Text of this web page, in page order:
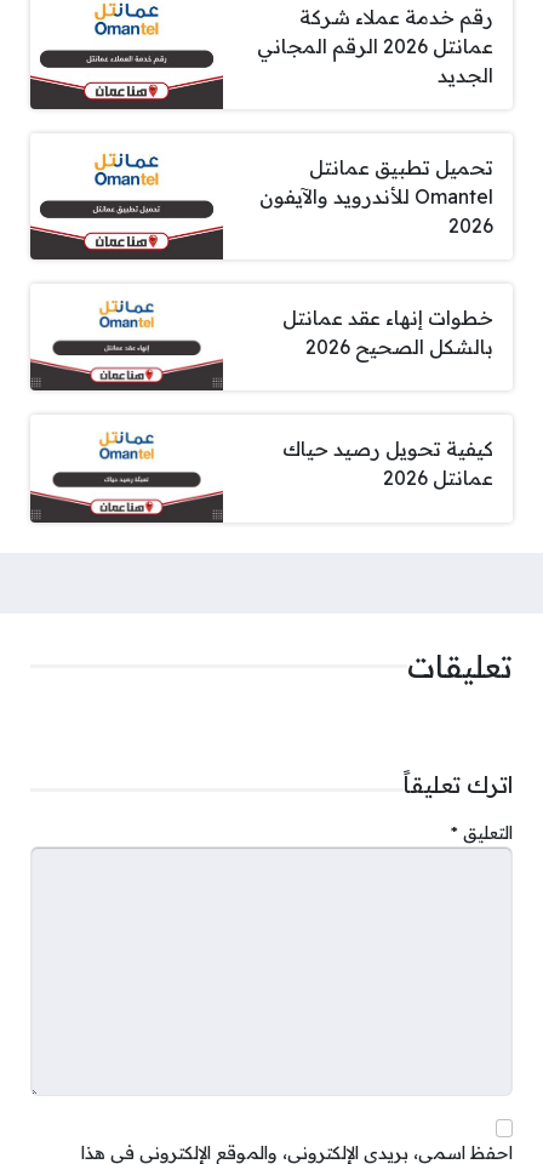
رقم خدمة عملاء شركة
عمانتل 2026 الرقم المجاني
الجديد
تحميل تطبيق عمانتل
Omantel للأندرويد والآيفون
2026
خطوات إنهاء عقد عمانتل
بالشكل الصحيح 2026
كيفية تحويل رصيد حياك
عمانتل 2026
تعليقات
اترك تعليقاً
التعليق *
احفظ اسمي، بريدي الإلكتروني، والموقع الإلكتروني في هذا